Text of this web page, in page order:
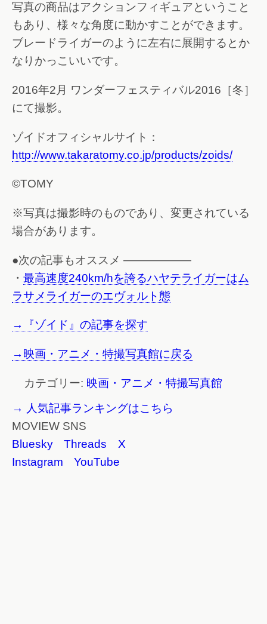
写真の商品はアクションフィギュアということ
もあり、様々な角度に動かすことができます。
ブレードライガーのように左右に展開するとか
なりかっこいいです。
2016年2月 ワンダーフェスティバル2016［冬］
にて撮影。
ゾイドオフィシャルサイト：
http://www.takaratomy.co.jp/products/zoids/
©TOMY
※写真は撮影時のものであり、変更されている
場合があります。
●次の記事もオススメ ——————
・ 最高速度240km/hを誇るハヤテライガーはム
ラサメライガーのエヴォルト態
→『ゾイド』の記事を探す
→映画・アニメ・特撮写真館に戻る
カテゴリー: 映画・アニメ・特撮写真館
→ 人気記事ランキングはこちら
MOVIEW SNS
Bluesky
Threads
X
Instagram
YouTube